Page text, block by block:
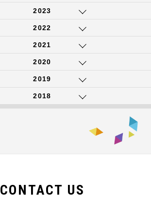
2023
2022
2021
2020
2019
2018
CONTACT US